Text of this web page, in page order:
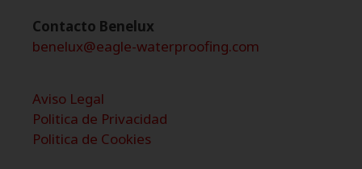
Contacto Benelux
benelux@eagle-waterproofing.com
Aviso Legal
Politica de Privacidad
Politica de Cookies